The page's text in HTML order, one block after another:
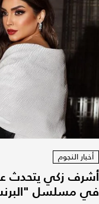
أخبار النجوم
أشرف زكي يتحدث
في مسلسل